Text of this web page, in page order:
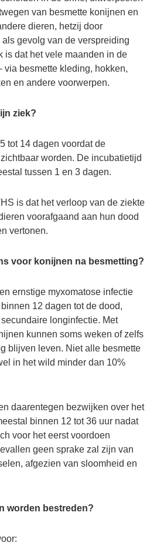
van besmette konijnen en
dieren, hetzij door
gevolg van de verspreiding
is dat het vele maanden in de
via besmette kleding, hokken,
en andere voorwerpen.
ziek?
tot 14 dagen voordat de
worden. De incubatietijd
tussen 1 en 3 dagen.
is dat het verloop van de ziekte
voorafgaand aan hun dood
vertonen.
voor konijnen na besmetting?
ernstige myxomatose infectie
12 dagen tot de dood,
longinfectie. Met
kunnen soms weken of zelfs
blijven leven. Niet alle besmette
in het wild minder dan 10%
daarentegen bezwijken over het
binnen 12 tot 36 uur nadat
voor het eerst voordoen
geen sprake zal zijn van
afgezien van sloomheid en
worden bestreden?